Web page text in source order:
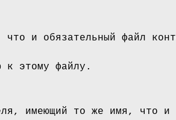
и обязательный файл
к этому файлу.
имеющий то же имя, что и